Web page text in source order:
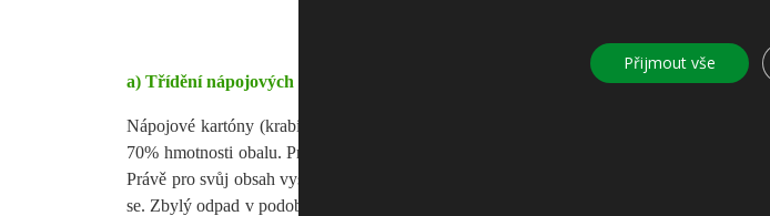
a) Třídění nápojových kartónů
Nápojové kartóny (krabice na nápoje) patří mezi velmi populární obaly. Jsou tvořeny
70% hmotnosti obalu. Pro zajištění nepropustnosti obalu je nápojový karton vybaven
Právě pro svůj obsah vysoce kvalitního papíru je vyhledáván papírnami jako zdroj
se. Zbylý odpad v podobě plastových a hliníkových fólií se v Evropě používá zejména
Přijmout vše